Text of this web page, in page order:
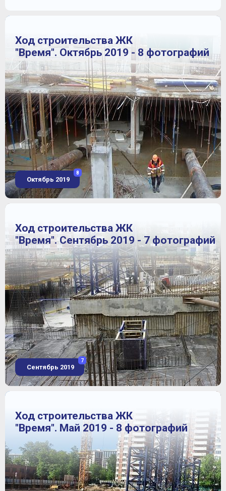
Ход строительства ЖК
"Время". Октябрь 2019 - 8 фотографий
Октябрь 2019
8
Ход строительства ЖК
"Время". Сентябрь 2019 - 7 фотографий
Сентябрь 2019
7
Ход строительства ЖК
"Время". Май 2019 - 8 фотографий